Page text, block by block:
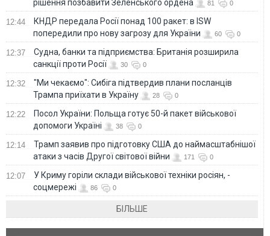
рішення позбавити Зеленського ордена 81 0
12:44
КНДР передала Росії понад 100 ракет: в ISW
попередили про нову загрозу для України
60 0
12:37
Судна, банки та підприємства: Британія розширила
санкції проти Росії
30 0
12:32
"Ми чекаємо": Сибіга підтвердив плани посланців
Трампа приїхати в Україну
28 0
12:22
Посол України: Польща готує 50-й пакет військової
допомоги Україні
38 0
12:14
Трамп заявив про підготовку США до наймасштабнішої
атаки з часів Другої світової війни
171 0
12:07
У Криму горіли склади військової техніки росіян, -
соцмережі
86 0
БІЛЬШЕ